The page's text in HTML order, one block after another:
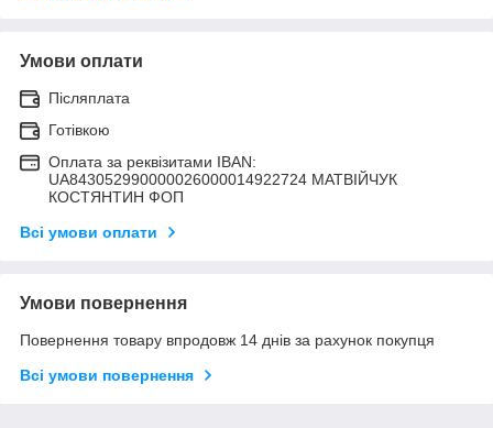
Умови оплати
Післяплата
Готівкою
Оплата за реквізитами IBAN:
UA843052990000026000014922724 МАТВIЙЧУК
КОСТЯНТИН ФОП
Всі умови оплати
Умови повернення
Повернення товару впродовж 14 днів за рахунок покупця
Всі умови повернення